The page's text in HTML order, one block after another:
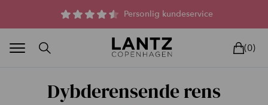
Personlig kundeservice
Parfumefri dansk hudpleje, og lysterapi til huden
(0)
Dybderensende rens